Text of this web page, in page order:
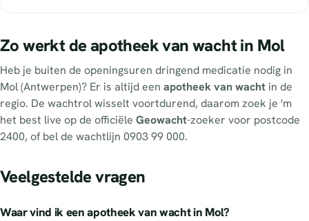
Zo werkt de apotheek van wacht in Mol
Heb je buiten de openingsuren dringend medicatie nodig in
Mol (Antwerpen)? Er is altijd een apotheek van wacht in de
regio. De wachtrol wisselt voortdurend, daarom zoek je 'm
het best live op de officiële Geowacht-zoeker voor postcode
2400, of bel de wachtlijn 0903 99 000.
Veelgestelde vragen
Waar vind ik een apotheek van wacht in Mol?